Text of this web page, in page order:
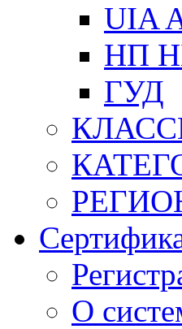
UIA
НП
ГУД
О